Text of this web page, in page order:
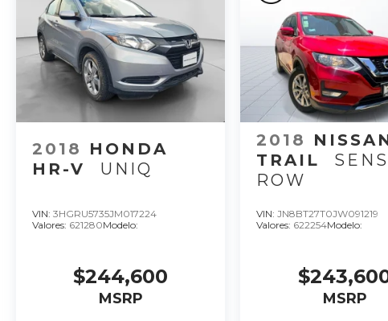
2018
HONDA
HR-V
UNIQ
VIN: 3HGRU5735JM017224
Valores: 621280Modelo:
$244,600
MSRP
2018
TRAIL
ROW
VIN:JN8BT27T0JW091219
Valores: 622254Modelo:
MSRP